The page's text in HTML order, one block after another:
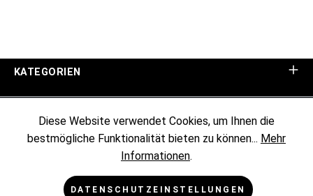
KATEGORIEN
KUNDENINFORMATIONEN
RECHTLICHES
Diese Website verwendet Cookies, um Ihnen die
bestmögliche Funktionalität bieten zu können... Mehr
Informationen.
DATENSCHUTZEINSTELLUNGEN